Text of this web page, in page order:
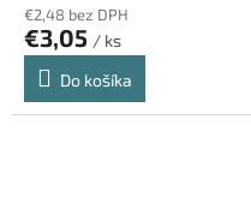
€2,48 bez DPH
€3,05 / ks
Do košíka